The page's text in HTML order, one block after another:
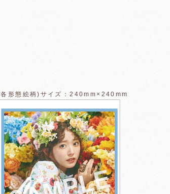
形態絵柄)サイズ：240mm×240mm